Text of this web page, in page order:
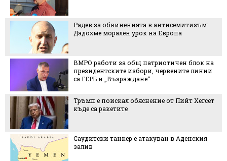
Радев за обвиненията в антисемитизъм:
Дадохме морален урок на Европа
ВМРО работи за общ патриотичен блок на
президентските избори, червените линии
са ГЕРБ и „Възраждане“
Тръмп е поискал обяснение от Пийт Хегсет
къде са ракетите
Саудитски танкер е атакуван в Аденския
залив